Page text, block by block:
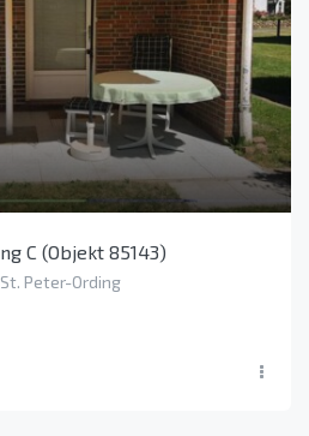
C (Objekt 85143)
Peter-Ording